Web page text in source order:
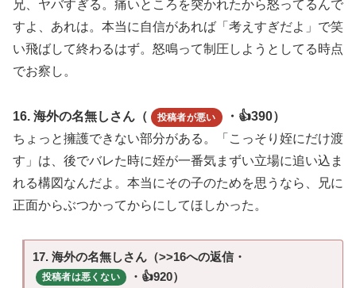
兄、ヤバすぎる。痛いところを突かれたから怒ってるんで
すよ、あれは。本当に自信があれば「考えすぎだよ」で笑
い飛ばして終わるはず。怒鳴って制圧しようとしてる時点
でお察し。
16. 海外の名無しさん（ 投稿者が悪い
・👍390）
ちょっと擁護できない部分がある。「こっそり姪にだけ渡
す」は、後でバレた時に姪が一番気まずい立場に追い込ま
れる構図なんだよ。本当にその子のためを思うなら、兄に
正面からぶつかってからにしてほしかった。
17. 海外の名無しさん（>>16への返信・
投稿者は悪くない
・👍920）